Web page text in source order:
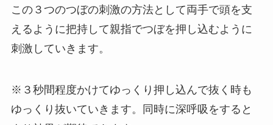
この３つのつぼの刺激の方法として両手で頭を支
えるように把持して親指でつぼを押し込むように
刺激していきます。
※３秒間程度かけてゆっくり押し込んで抜く時も
ゆっくり抜いていきます。同時に深呼吸をすると